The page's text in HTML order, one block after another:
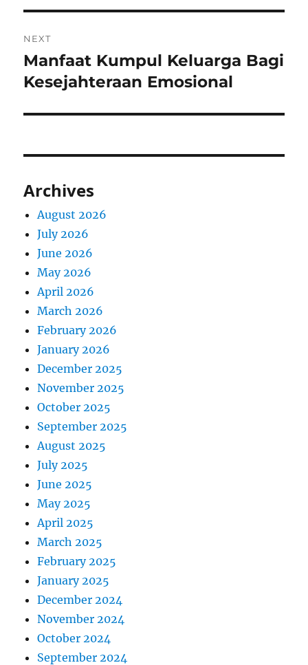
NEXT
Next
post:
Manfaat Kumpul Keluarga Bagi
Kesejahteraan Emosional
Archives
August 2026
July 2026
June 2026
May 2026
April 2026
March 2026
February 2026
January 2026
December 2025
November 2025
October 2025
September 2025
August 2025
July 2025
June 2025
May 2025
April 2025
March 2025
February 2025
January 2025
December 2024
November 2024
October 2024
September 2024